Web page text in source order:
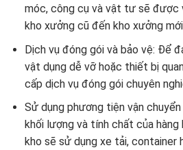
móc, công cụ và vật tư sẽ được
kho xưởng cũ đến kho xưởng
Dịch vụ đóng gói và bảo vệ: Để
vật dụng dễ vỡ hoặc thiết bị
cấp dịch vụ đóng gói chuyên
Sử dụng phương tiện vận
khối lượng và tính chất của
kho sẽ sử dụng xe tải, container